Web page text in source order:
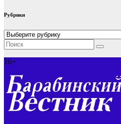
Рубрики
Рубрики
16+